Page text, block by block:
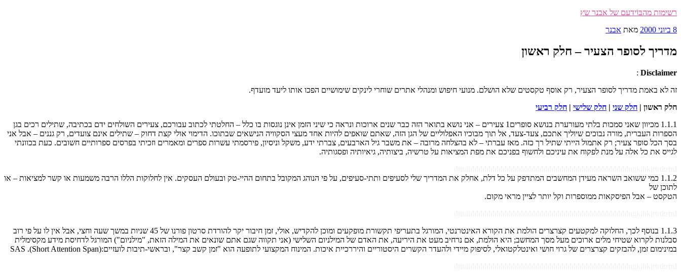
דילוג
רשימות מהבּוֹידעם של אבנר שץ
פורסם
8 ביוני 2000 מאת אבנר
מדריך לסופר הצעיר – חלק ראשון
Disclaimer
:
זה לא באמת מדריך לסופר הצעיר, רק אוסף טקסטים שלא הושלם. מנועי חיפוש ומנהלי אתרים שוחרי לינקים שימושיים הפכו אותו ליעד מועדף.
חלק ראשון | חלק שני | חלק שלישי | חלק רביעי
1.1.1 מכיוון שאני סמכות בלתי מעורערת בנושא סופרים1 צעירים – אני נושא בתואר הזה כבר שנים ארוכות ונראה כי שיני הזמן אינן נוגסות בו כלל – החלטתי לכתוב עבורכם, צעירים השולחים ידם בכתיבה, שתילים רכים בגן
הספרות העברית, מורה נבוכים שיוליך אתכם, צעד-צעד, אל תוך מבוכיו האפלוליים של הגן הזה, שאתם שואפים להיות אחד מעצי הסקוויה הנישאים שבתוכו. הדימוי אולי קצת דחוק – שתילים אינם צועדים, רק גננים – אבל אני
בסך הכל סופר צעיר; רק אתמול הייתי שתיל רך כזה. מאז עברתי – לא בהצלחה מרובה – את משבר גיל הארבעים, צברתי ידע, משקל וניסיון, פירסמתי עשרות ספרים ומאמרים וזכיתי בפרסים ספרותיים חשובים. כעת בכוונתי
לגייס את כל אלה על מנת לפקוח את עיניכם ולחשוף בפניכם את מפת המציאות על טרשיה, ביצותיה, גיאיותיה ופסגותיה.
1.1.2 כמי ששואב השראה מעידן המחשבים המתדפק על כל דלת, אחלק את המדריך שלי לסעיפים ותתי-סעיפים, על פי הנוהג המקובל בתחום ההיי-טק ובעולם העסקים. אין לחלוקות הללו הרבה משמעות או קשר למציאות – או
לתוכן של
הטקסט – אבל הפיסקאות ממוספרות וקל יותר לציין מראי מקום.
1.1.3 בנוסף לכך, החלוקה למקטעים קצרצרים הולמת את הקורא האינטרנטי, המורגל בתעריפי תקשורת מופקעים ומוכן להקדיש, אולי, זמן חיבור יקר להורדת סרטון פורנו של 45 שניות במשך שעה וחצי, אבל אין לו על פי רוב
סבלנות לקרוא שטיחי מלים ארוכים מעל מסך המחשב; היא הולמת, אם נרחיב מעט את היריעה, את האדם של המילניום השלישי (אני תקווה שגם אתם שונאים את המילה הזאת, "מילניום") המורגל לדחיסת מידע מקסימלית
במינימום זמן, להבזקים קצרצרים של גרוי חושי ואינטלקטואלי, לסיפוק מיידי ולהעדר הקשרים היסטוריים והיררכיית איכות. המינוח המקצועי לתופעה הוא "זמן קשב קצר", ובראשי-תיבות לועזיים:SAS .(Short Attention Span)